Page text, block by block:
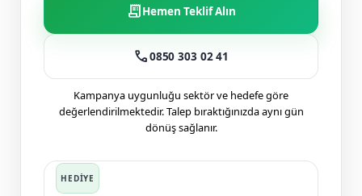
receipt_longHemen Teklif Alın
call0850 303 02 41
Kampanya uygunluğu sektör ve hedefe göre
değerlendirilmektedir. Talep bıraktığınızda aynı gün
dönüş sağlanır.